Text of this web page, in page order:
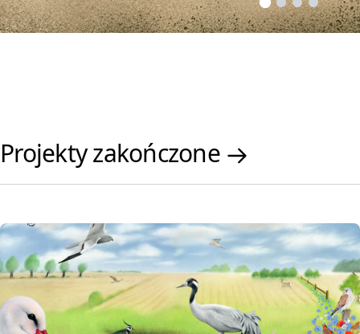
Projekty zakończone